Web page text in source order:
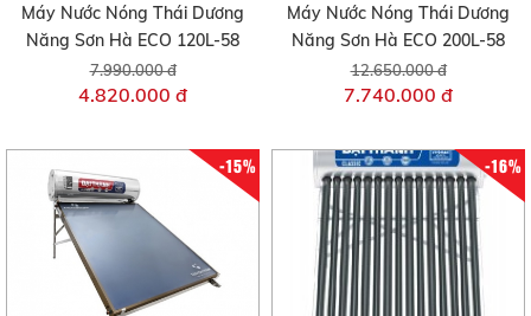
Máy Nước Nóng Thái Dương
Năng Sơn Hà ECO 120L-58
7.990.000 đ
4.820.000 đ
Máy Nước Nóng Thái Dương
Năng Sơn Hà ECO 200L-58
12.650.000 đ
7.740.000 đ
-15% -16%